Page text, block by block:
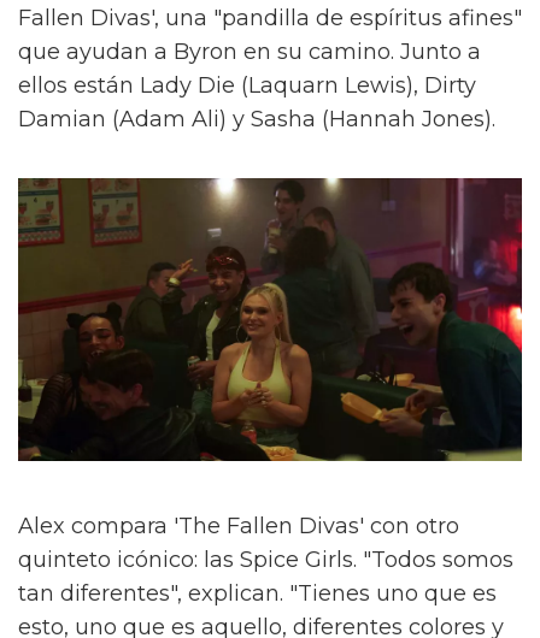
Fallen Divas', una "pandilla de espíritus afines"
que ayudan a Byron en su camino. Junto a
ellos están Lady Die (Laquarn Lewis), Dirty
Damian (Adam Ali) y Sasha (Hannah Jones).
Alex compara 'The Fallen Divas' con otro
quinteto icónico: las Spice Girls. "Todos somos
tan diferentes", explican. "Tienes uno que es
esto, uno que es aquello, diferentes colores y